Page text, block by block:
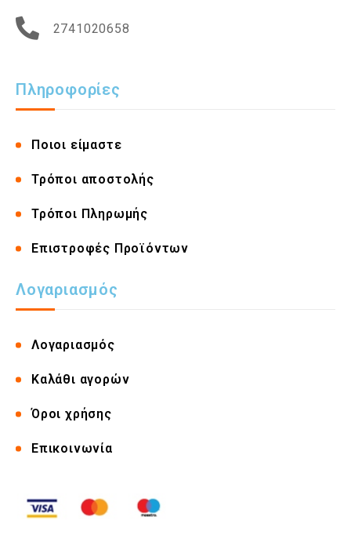
2741020658
Πληροφορίες
Ποιοι είμαστε
Τρόποι αποστολής
Τρόποι Πληρωμής
Επιστροφές Προϊόντων
Λογαριασμός
Λογαριασμός
Καλάθι αγορών
Όροι χρήσης
Επικοινωνία